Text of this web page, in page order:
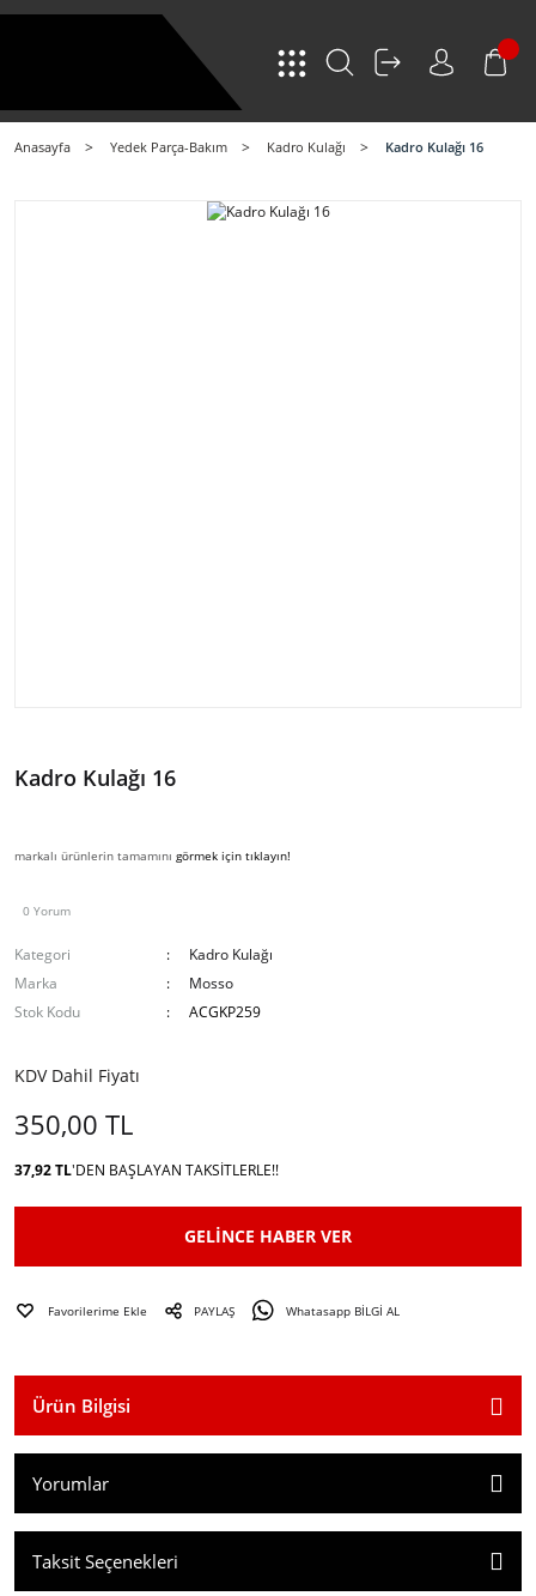
Anasayfa Yedek Parça-Bakım Kadro Kulağı Kadro Kulağı 16
Kadro Kulağı 16
markalı ürünlerin tamamını görmek için tıklayın!
0 Yorum
Kategori
Kadro Kulağı
Marka
Mosso
Stok Kodu
ACGKP259
KDV Dahil Fiyatı
350,00 TL
37,92 TL'DEN BAŞLAYAN TAKSITLERLE!!
GELİNCE HABER VER
PAYLAŞ Whatasapp BİLGİ AL
Ürün Bilgisi
Yorumlar
Taksit Seçenekleri